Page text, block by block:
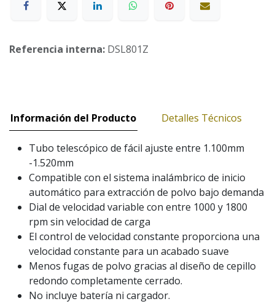
Referencia interna: DSL801Z
Información del Producto Detalles Técnicos
Tubo telescópico de fácil ajuste entre 1.100mm
-1.520mm
Compatible con el sistema inalámbrico de inicio
automático para extracción de polvo bajo demanda
Dial de velocidad variable con entre 1000 y 1800
rpm sin velocidad de carga
El control de velocidad constante proporciona una
velocidad constante para un acabado suave
Menos fugas de polvo gracias al diseño de cepillo
redondo completamente cerrado.
No incluye batería ni cargador.